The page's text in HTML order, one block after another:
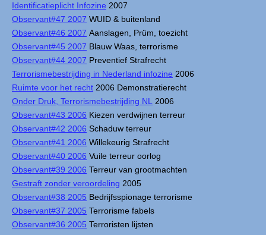
Identificatieplicht Infozine 2007
Observant#47 2007 WUID & buitenland
Observant#46 2007 Aanslagen, Prüm, toezicht
Observant#45 2007 Blauw Waas, terrorisme
Observant#44 2007 Preventief Strafrecht
Terrorismebestrijding in Nederland infozine 2006
Ruimte voor het recht 2006 Demonstratierecht
Onder Druk, Terrorismebestrijding NL
2006
Observant#43 2006 Kiezen verdwijnen terreur
Observant#42 2006 Schaduw terreur
Observant#41 2006 Willekeurig Strafrecht
Observant#40 2006 Vuile terreur oorlog
Observant#39 2006 Terreur van grootmachten
Gestraft zonder veroordeling 2005
Observant#38 2005 Bedrijfsspionage terrorisme
Observant#37 2005 Terrorisme fabels
Observant#36 2005 Terroristen lijsten